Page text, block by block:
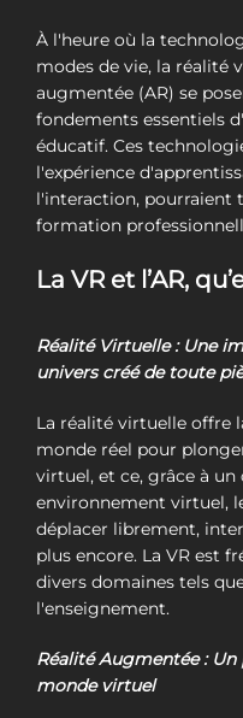
À l'heure où la
modes de vie, la réalité
augmentée (AR) se
fondements essentiels
éducatif. Ces
l'expérience
l'interaction, pourraient
formation
La VR et l’AR,
Réalité Virtuelle : Une
univers créé de toute
La réalité virtuelle offre
monde réel pour
virtuel, et ce, grâce à un
environnement virtuel,
déplacer librement,
plus encore. La VR est
divers domaines tels
l'enseignement.
Réalité Augmentée :
monde virtuel